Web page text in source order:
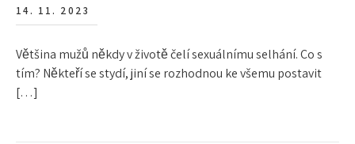
14. 11. 2023
Většina mužů někdy v životě čelí sexuálnímu selhání. Co s
tím? Někteří se stydí, jiní se rozhodnou ke všemu postavit
[…]